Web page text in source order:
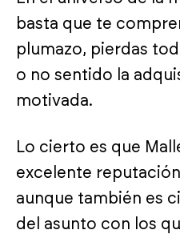
basta que te
plumazo, pierdas
o no sentido la
motivada.
Lo cierto es que
excelente
aunque también es
del asunto con los